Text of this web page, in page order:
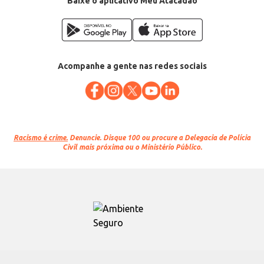
Acompanhe a gente nas redes sociais
Racismo é crime. Denuncie. Disque 100 ou procure a Delegacia de Polícia
Civil mais próxima ou o Ministério Público.